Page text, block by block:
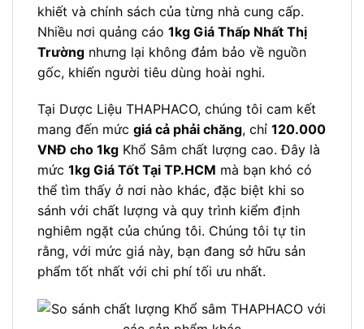
khiết và chính sách của từng nhà cung cấp.
Nhiều nơi quảng cáo 1kg Giá Thấp Nhất Thị
Trường nhưng lại không đảm bảo về nguồn
gốc, khiến người tiêu dùng hoài nghi.
Tại Dược Liệu THAPHACO, chúng tôi cam kết
mang đến mức giá cả phải chăng, chỉ 120.000
VNĐ cho 1kg Khổ Sâm chất lượng cao. Đây là
mức 1kg Giá Tốt Tại TP.HCM mà bạn khó có
thể tìm thấy ở nơi nào khác, đặc biệt khi so
sánh với chất lượng và quy trình kiểm định
nghiêm ngặt của chúng tôi. Chúng tôi tự tin
rằng, với mức giá này, bạn đang sở hữu sản
phẩm tốt nhất với chi phí tối ưu nhất.